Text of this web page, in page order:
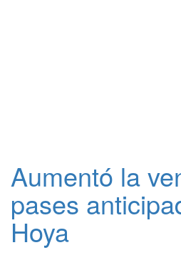
Aumentó la
pases
Hoya